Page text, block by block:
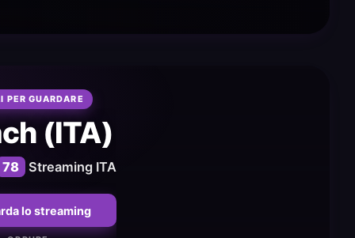
PER GUARDARE
(ITA)
78 Streaming ITA
lo streaming